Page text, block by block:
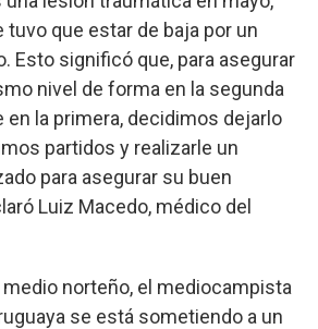
tuvo que estar de baja por un
Esto significó que, para asegurar
nivel de forma en la segunda
en la primera, decidimos dejarlo
partidos y realizarle un
para asegurar su buen
Luiz Macedo, médico del
norteño, el mediocampista
se está sometiendo a un